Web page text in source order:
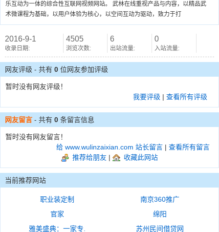
乐互动为一体的综合性互联网视频网站。 武林在线重视产品与内容，以精品武
术微课程为基础，以用户体验为核心，以空间互动为驱动，致力于打
2016-9-1
收录日期:
4505
浏览次数:
6
出站流量:
0
入站流量:
网友评级 - 共有 0 位网友参加评级
暂时没有网友评级！
我要评级 | 查看所有评级
网友留言 - 共有 0 条留言信息
暂时没有网友留言！
给 www.wulinzaixian.com 站长留言 | 查看所有留言
推荐给朋友 | 收藏此网站
当前推荐网站
职业装定制
南京360推广
官家
绵阳
雅美盛典：一家专.
苏州民间借贷网